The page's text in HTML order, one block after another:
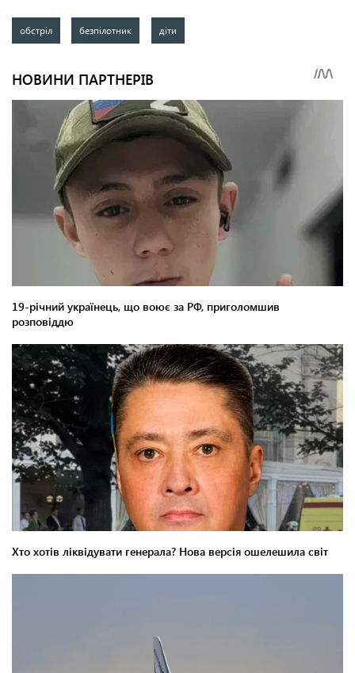
обстріл безпілотник діти